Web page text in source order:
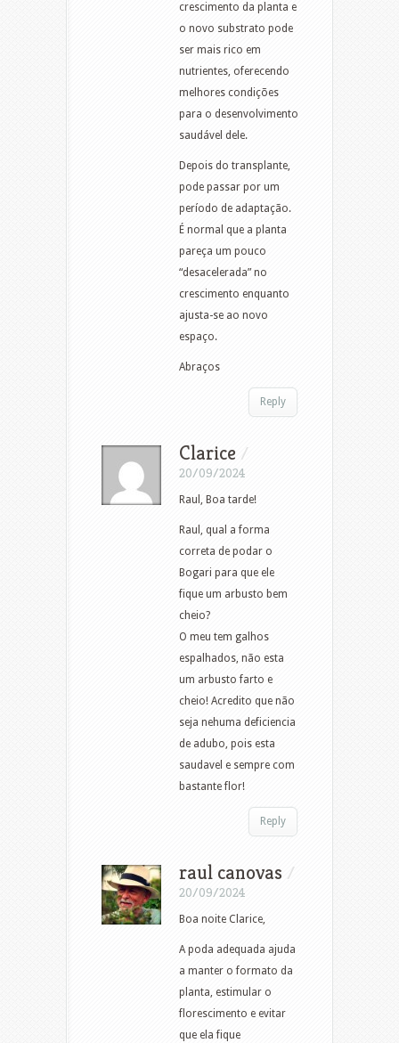
crescimento da planta e
o novo substrato pode
ser mais rico em
nutrientes, oferecendo
melhores condições
para o desenvolvimento
saudável dele.
Depois do transplante,
pode passar por um
período de adaptação.
É normal que a planta
pareça um pouco
“desacelerada” no
crescimento enquanto
ajusta-se ao novo
espaço.
Abraços
Reply
Clarice /
20/09/2024
Raul, Boa tarde!
Raul, qual a forma
correta de podar o
Bogari para que ele
fique um arbusto bem
cheio?
O meu tem galhos
espalhados, não esta
um arbusto farto e
cheio! Acredito que não
seja nehuma deficiencia
de adubo, pois esta
saudavel e sempre com
bastante flor!
Reply
raul canovas /
20/09/2024
Boa noite Clarice,
A poda adequada ajuda
a manter o formato da
planta, estimular o
florescimento e evitar
que ela fique